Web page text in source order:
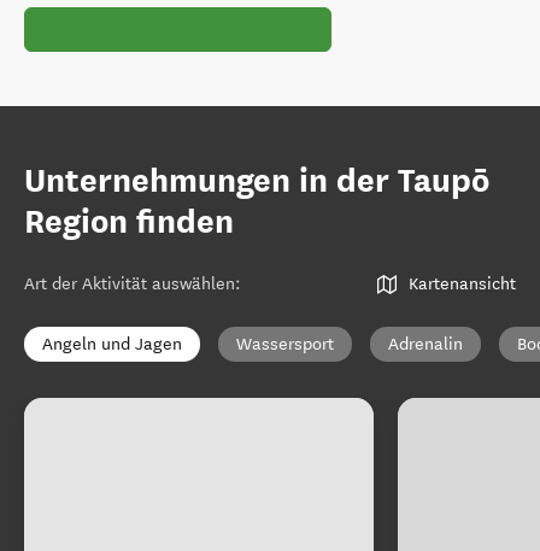
Unternehmungen in der Taupō
Region finden
Art der Aktivität auswählen: Kartenansicht
Angeln und Jagen Wassersport Adrenalin